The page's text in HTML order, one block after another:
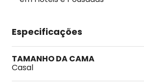
Especificações
TAMANHO DA CAMA
Casal